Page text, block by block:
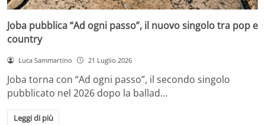
Joba pubblica “Ad ogni passo”, il nuovo singolo tra pop e
country
Luca Sammartino 21 Luglio 2026
Joba torna con “Ad ogni passo”, il secondo singolo
pubblicato nel 2026 dopo la ballad…
Leggi di più